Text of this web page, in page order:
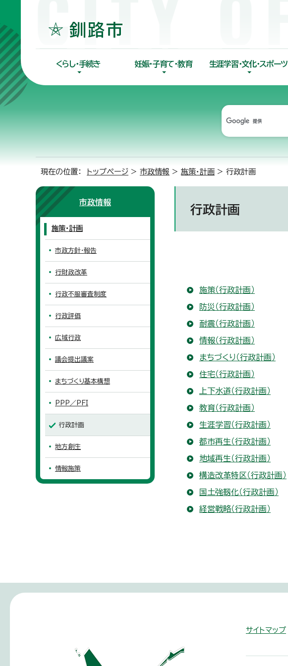
くらし・手続き 妊娠・子育て・教育 生涯学習・文化・スポーツ
現在の位置： トップページ > 市政情報 > 施策・計画 > 行政計画
行政計画
施策（行政計画）
防災（行政計画）
耐震（行政計画）
情報（行政計画）
まちづくり（行政計画）
住宅（行政計画）
上下水道（行政計画）
教育（行政計画）
生涯学習（行政計画）
都市再生（行政計画）
地域再生（行政計画）
構造改革特区（行政計画）
国土強靱化（行政計画）
経営戦略（行政計画）
市政情報
施策・計画
市政方針・報告
行財政改革
行政不服審査制度
行政評価
広域行政
議会提出議案
まちづくり基本構想
PPP／PFI
行政計画
地方創生
情報施策
サイトマップ